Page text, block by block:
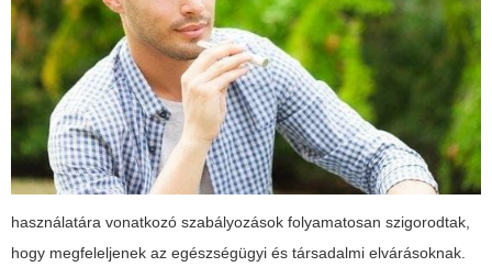
használatára vonatkozó szabályozások folyamatosan szigorodtak,
hogy megfeleljenek az egészségügyi és társadalmi elvárásoknak.